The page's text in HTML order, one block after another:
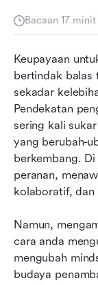
Bacaan 17 minit
Keupayaan
bertindak balas
sekadar
Pendekatan
sering kali
yang berubah-
berkembang.
peranan,
kolaboratif, dan
Namun,
cara anda
mengubah
budaya
Amalan
Kuasi
Trend masa
Kesimpulan
Soalan Lazim